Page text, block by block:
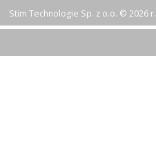
Stim Technologie Sp. z o.o. © 2026 r.